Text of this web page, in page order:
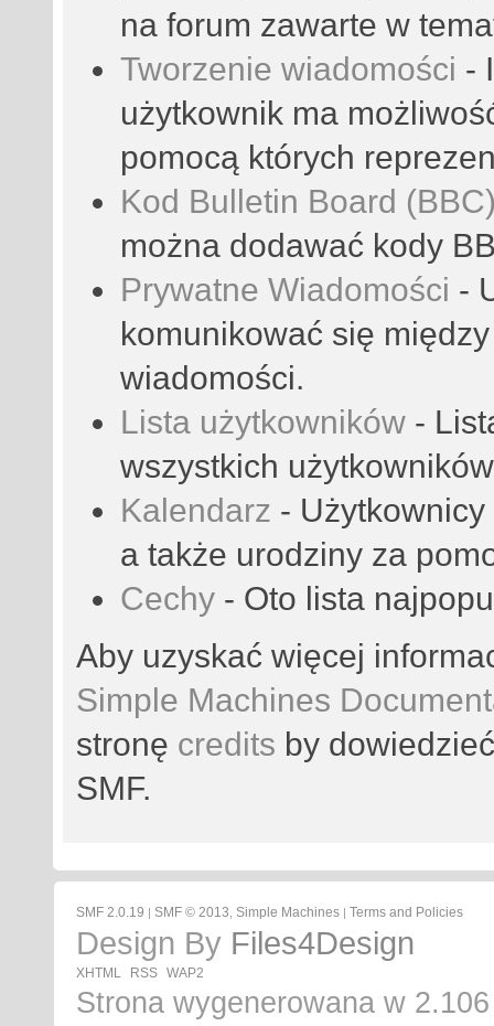
na forum zawarte w
Tworzenie wiadomości -
użytkownik ma
pomocą których
Kod Bulletin Board
można dodawać kody
Prywatne Wiadomości -
komunikować się
wiadomości.
Lista użytkowników -
wszystkich
Kalendarz -
a także urodziny za
Cechy - Oto lista
Aby uzyskać więcej
Simple Machines
stronę credits by
SMF.
SMF 2.0.19 | SMF © 2013 Simple Machines | Terms and Policies
Design By Files4Design
XHTML RSS WAP2
Strona wygenerowana w